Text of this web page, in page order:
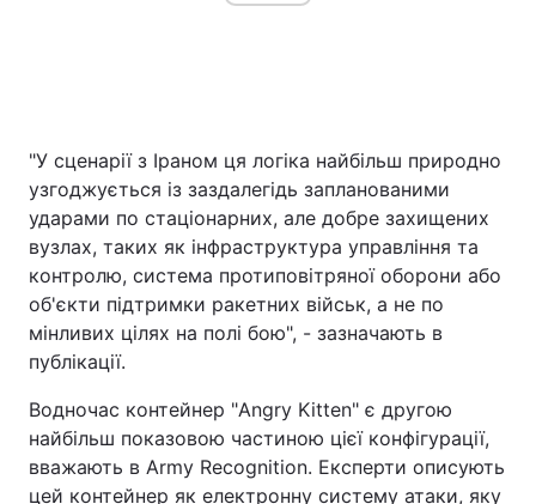
"У сценарії з Іраном ця логіка найбільш природно
узгоджується із заздалегідь запланованими
ударами по стаціонарних, але добре захищених
вузлах, таких як інфраструктура управління та
контролю, система протиповітряної оборони або
об'єкти підтримки ракетних військ, а не по
мінливих цілях на полі бою", - зазначають в
публікації.
Водночас контейнер "Angry Kitten" є другою
найбільш показовою частиною цієї конфігурації,
вважають в Army Recognition. Експерти описують
цей контейнер як електронну систему атаки, яку